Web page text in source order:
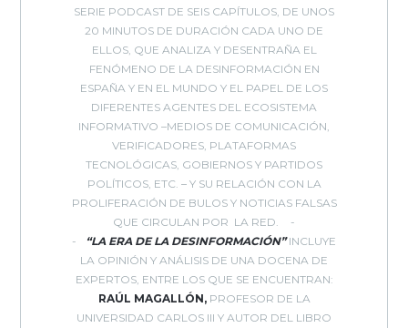
SERIE PODCAST DE SEIS CAPÍTULOS, DE UNOS
20 MINUTOS DE DURACIÓN CADA UNO DE
ELLOS, QUE ANALIZA Y DESENTRAÑA EL
FENÓMENO DE LA DESINFORMACIÓN EN
ESPAÑA Y EN EL MUNDO Y EL PAPEL DE LOS
DIFERENTES AGENTES DEL ECOSISTEMA
INFORMATIVO –MEDIOS DE COMUNICACIÓN,
VERIFICADORES, PLATAFORMAS
TECNOLÓGICAS, GOBIERNOS Y PARTIDOS
POLÍTICOS, ETC. – Y SU RELACIÓN CON LA
PROLIFERACIÓN DE BULOS Y NOTICIAS FALSAS
QUE CIRCULAN POR LA RED.
“LA ERA DE LA DESINFORMACIÓN”INCLUYE
LA OPINIÓN Y ANÁLISIS DE UNA DOCENA DE
EXPERTOS, ENTRE LOS QUE SE ENCUENTRAN:
RAÚL MAGALLÓN,PROFESOR DE LA
UNIVERSIDAD CARLOS III Y AUTOR DEL LIBRO